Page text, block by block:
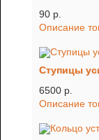
90 p.
Описание
Ступицы
6500 p.
Описание